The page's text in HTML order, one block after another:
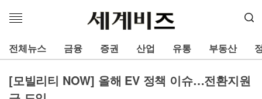
메
열
기
전체뉴스 금융 증권 산업 유통 부동산
[모빌리티 NOW] 올해 EV 정책 이슈…전환지원